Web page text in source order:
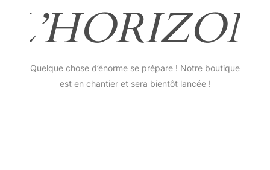
L’HORIZON
Quelque chose d’énorme se prépare ! Notre boutique
est en chantier et sera bientôt lancée !